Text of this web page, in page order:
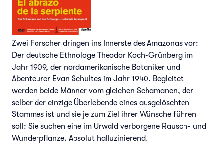
Zwei Forscher dringen ins Innerste des Amazonas vor:
Der deutsche Ethnologe Theodor Koch-Grünberg im
Jahr 1909, der nordamerikanische Botaniker und
Abenteurer Evan Schultes im Jahr 1940. Begleitet
werden beide Männer vom gleichen Schamanen, der
selber der einzige Überlebende eines ausgelöschten
Stammes ist und sie je zum Ziel ihrer Wünsche führen
soll: Sie suchen eine im Urwald verborgene Rausch- und
Wunderpflanze. Absolut halluzinierend.